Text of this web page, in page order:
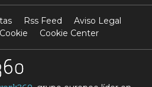
Rss Feed
Aviso Legal
Cookie Cookie Center